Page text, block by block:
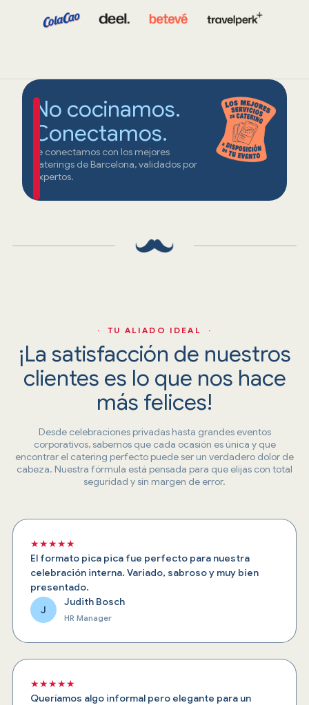
No cocinamos.
Conectamos.
Te conectamos con los mejores
caterings de Barcelona, validados por
expertos.
· TU ALIADO IDEAL ·
¡La satisfacción de nuestros
clientes es lo que nos hace
más felices!
Desde celebraciones privadas hasta grandes eventos
corporativos, sabemos que cada ocasión es única y que
encontrar el catering perfecto puede ser un verdadero dolor de
cabeza. Nuestra fórmula está pensada para que elijas con total
seguridad y sin margen de error.
★★★★★
El formato pica pica fue perfecto para nuestra
celebración interna. Variado, sabroso y muy bien
presentado.
J
Judith Bosch
HR Manager
★★★★★
Queríamos algo informal pero elegante para un